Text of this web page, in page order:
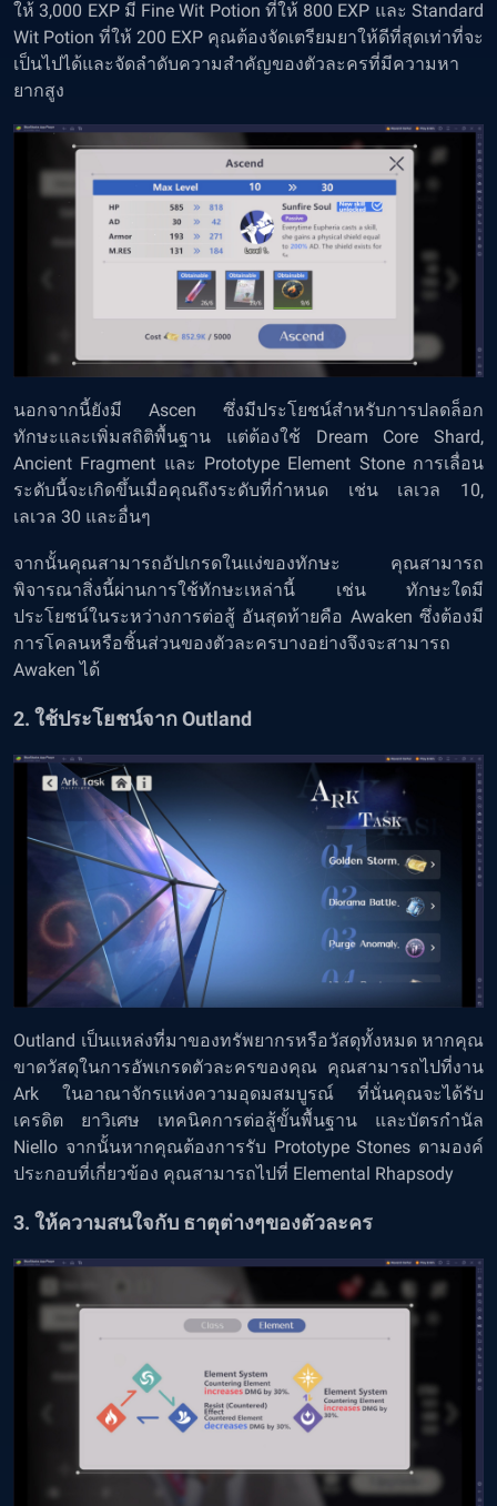
ให้ 3,000 EXP มี Fine Wit Potion ที่ให้ 800 EXP และ Standard
Wit Potion ที่ให้ 200 EXP คุณต้องจัดเตรียมยาให้ดีที่สุดเท่าที่จะ
เป็นไปได้และจัดลำดับความสำคัญของตัวละครที่มีความหา
ยากสูง
นอกจากนี้ยังมี Ascen ซึ่งมีประโยชน์สำหรับการปลดล็อก
ทักษะและเพิ่มสถิติพื้นฐาน แต่ต้องใช้ Dream Core Shard,
Ancient Fragment และ Prototype Element Stone การเลื่อน
ระดับนี้จะเกิดขึ้นเมื่อคุณถึงระดับที่กำหนด เช่น เลเวล 10,
เลเวล 30 และอื่นๆ
จากนั้นคุณสามารถอัปเกรดในแง่ของทักษะ คุณสามารถ
พิจารณาสิ่งนี้ผ่านการใช้ทักษะเหล่านี้ เช่น ทักษะใดมี
ประโยชน์ในระหว่างการต่อสู้ อันสุดท้ายคือ Awaken ซึ่งต้องมี
การโคลนหรือชิ้นส่วนของตัวละครบางอย่างจึงจะสามารถ
Awaken ได้
2. ใช้ประโยชน์จาก Outland
Outland เป็นแหล่งที่มาของทรัพยากรหรือวัสดุทั้งหมด หากคุณ
ขาดวัสดุในการอัพเกรดตัวละครของคุณ คุณสามารถไปที่งาน
Ark ในอาณาจักรแห่งความอุดมสมบูรณ์ ที่นั่นคุณจะได้รับ
เครดิต ยาวิเศษ เทคนิคการต่อสู้ขั้นพื้นฐาน และบัตรกำนัล
Niello จากนั้นหากคุณต้องการรับ Prototype Stones ตามองค์
ประกอบที่เกี่ยวข้อง คุณสามารถไปที่ Elemental Rhapsody
3. ให้ความสนใจกับ ธาตุต่างๆของตัวละคร